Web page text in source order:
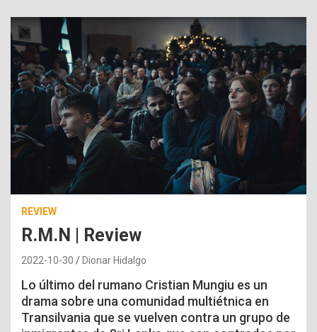
REVIEW
R.M.N | Review
2022-10-30 Dionar Hidalgo
Lo último del rumano Cristian Mungiu es un
drama sobre una comunidad multiétnica en
Transilvania que se vuelven contra un grupo de